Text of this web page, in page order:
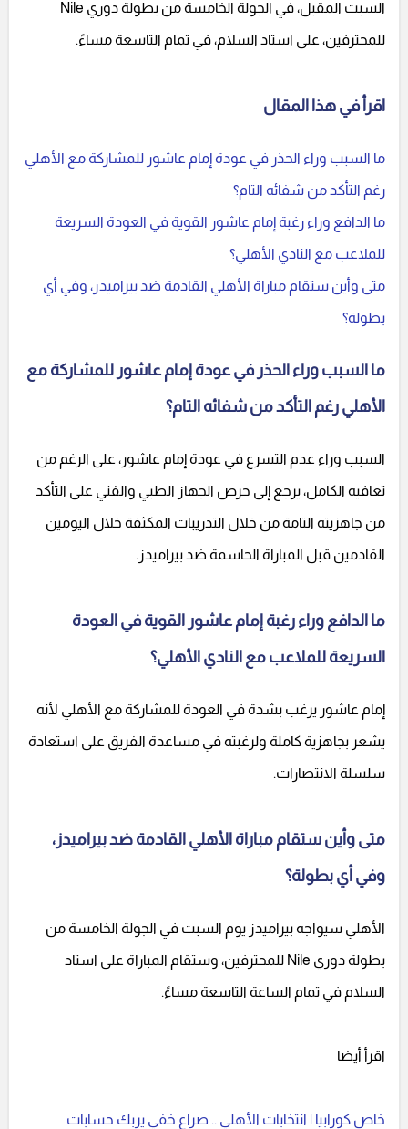
السبت المقبل، في الجولة الخامسة من بطولة دوري Nile
للمحترفين، على استاد السلام، في تمام التاسعة مساءً.
اقرأ في هذا المقال
ما السبب وراء الحذر في عودة إمام عاشور للمشاركة مع الأهلي
رغم التأكد من شفائه التام؟
ما الدافع وراء رغبة إمام عاشور القوية في العودة السريعة
للملاعب مع النادي الأهلي؟
متى وأين ستقام مباراة الأهلي القادمة ضد بيراميدز، وفي أي
بطولة؟
ما السبب وراء الحذر في عودة إمام عاشور للمشاركة مع
الأهلي رغم التأكد من شفائه التام؟
السبب وراء عدم التسرع في عودة إمام عاشور، على الرغم من
تعافيه الكامل، يرجع إلى حرص الجهاز الطبي والفني على التأكد
من جاهزيته التامة من خلال التدريبات المكثفة خلال اليومين
القادمين قبل المباراة الحاسمة ضد بيراميدز.
ما الدافع وراء رغبة إمام عاشور القوية في العودة
السريعة للملاعب مع النادي الأهلي؟
إمام عاشور يرغب بشدة في العودة للمشاركة مع الأهلي لأنه
يشعر بجاهزية كاملة ولرغبته في مساعدة الفريق على استعادة
سلسلة الانتصارات.
متى وأين ستقام مباراة الأهلي القادمة ضد بيراميدز،
وفي أي بطولة؟
الأهلي سيواجه بيراميدز يوم السبت في الجولة الخامسة من
بطولة دوري Nile للمحترفين، وستقام المباراة على استاد
السلام في تمام الساعة التاسعة مساءً.
اقرأ أيضا
خاص كورابيا | انتخابات الأهلي .. صراع خفي يربك حسابات